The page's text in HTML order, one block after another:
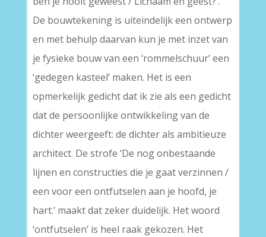
De bouwtekening is uiteindelijk een ontwerp
en met behulp daarvan kun je met inzet van
je fysieke bouw van een ‘rommelschuur’ een
‘gedegen kasteel’ maken. Het is een
opmerkelijk gedicht dat ik zie als een gedicht
dat de persoonlijke ontwikkeling van de
dichter weergeeft: de dichter als ambitieuze
architect. De strofe ‘De nog onbestaande
lijnen en constructies die je gaat verzinnen /
een voor een ontfutselen aan je hoofd, je
hart.’ maakt dat zeker duidelijk. Het woord
‘ontfutselen’ is heel raak gekozen. Het